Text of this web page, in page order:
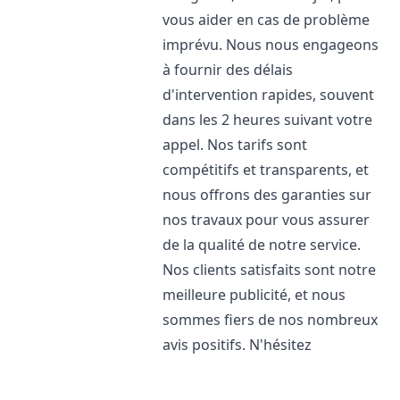
vous aider en cas de problème
imprévu. Nous nous engageons
à fournir des délais
d'intervention rapides, souvent
dans les 2 heures suivant votre
appel. Nos tarifs sont
compétitifs et transparents, et
nous offrons des garanties sur
nos travaux pour vous assurer
de la qualité de notre service.
Nos clients satisfaits sont notre
meilleure publicité, et nous
sommes fiers de nos nombreux
avis positifs. N'hésitez